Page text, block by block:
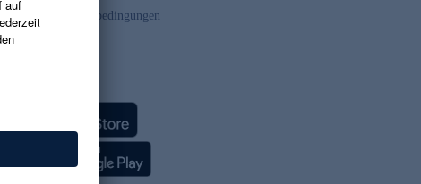
und die Gutscheinbedingungen